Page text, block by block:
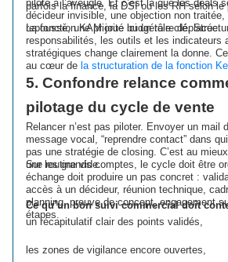
parfois la finance, la DSI ou les RH selon le
pilote à l’aveugle. Et c’est là que les deals
décideur invisible, une objection non traitée,
repoussé, une priorité budgétaire déplacée.
La fonction KAM joue ici un rôle clé.
responsabilités, les outils et les indicateurs
stratégiques change clairement la donne.
au cœur de la structuration de la fonction
5. Confondre relance
pilotage du cycle de vente
Relancer n’est pas piloter. Envoyer un mail
message vocal, “reprendre contact” dans
pas une stratégie de closing. C’est au
une routine vide.
Sur les grands comptes, le cycle doit être
échange doit produire un pas concret :
accès à un décideur, réunion technique,
planning, preuve de concept, engagement
étapes.
Ce qu’un bon suivi commercial doit
un récapitulatif clair des points validés,
les zones de vigilance encore ouvertes,